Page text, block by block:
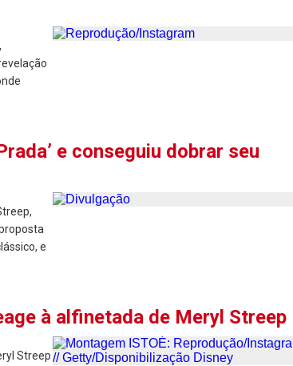
e conseguiu dobrar seu
e
à alfinetada de Meryl Streep
Streep